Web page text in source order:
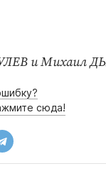
и Михаил
сюда!